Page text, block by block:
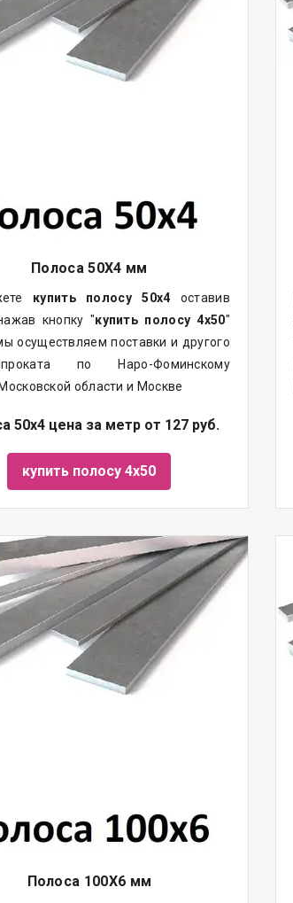
Полоса 50Х4 мм
купить полосу 50х4 оставив
кнопку "купить полосу 4х50"
осуществляем поставки и другого
по Наро-Фоминскому
области и Москве
50х4 цена за метр от 127 руб.
купить полосу 4х50
Полоса 100Х6 мм